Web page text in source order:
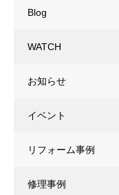
Blog
WATCH
お知らせ
イベント
リフォーム事例
修理事例